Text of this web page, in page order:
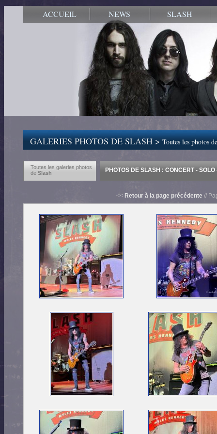
ACCUEIL NEWS SLASH
GALERIES PHOTOS DE SLASH >Toutes les photos
Toutes les galeries photos
de Slash PHOTOS DE SLASH : CONCERT -
<< Retour à la page précédente //